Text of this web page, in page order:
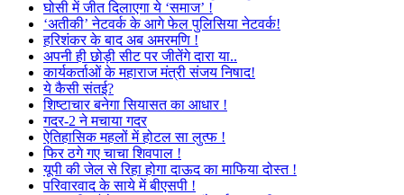
घोसी में जीत दिलाएगा ये ‘समाज’ !
‘अतीकी’ नेटवर्क के आगे फेल पुलिसिया नेटवर्क!
हरिशंकर के बाद अब अमरमणि !
अपनी ही छोड़ी सीट पर जीतेंगे दारा या..
कार्यकर्ताओं के महाराज मंत्री संजय निषाद!
ये कैसी संतई?
शिष्टाचार बनेगा सियासत का आधार !
गदर-2 ने मचाया गदर
ऐतिहासिक महलों में होटल सा लुत्फ !
फिर ठगे गए चाचा शिवपाल !
यूपी की जेल से रिहा होगा दाऊद का माफिया दोस्त !
परिवारवाद के साये में बीएसपी !